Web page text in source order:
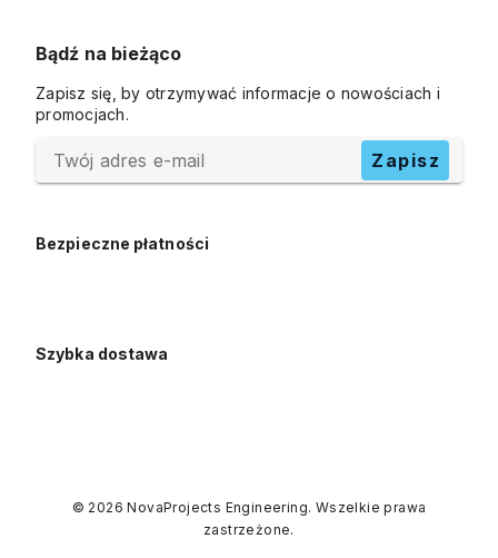
Bądź na bieżąco
Zapisz się, by otrzymywać informacje o nowościach i
promocjach.
Twój adres e-mail Zapisz
Bezpieczne płatności
Szybka dostawa
© 2026 NovaProjects Engineering. Wszelkie prawa
zastrzeżone.